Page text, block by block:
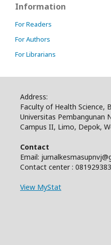
Information
For Readers
For Authors
For Librarians
Address:
Faculty of Health Science,
Universitas Pembangunan
Campus II, Limo, Depok,
Contact
Email:
Contact center :
View MyStat